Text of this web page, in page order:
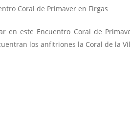
Coral de Primaver en Firgas
en este Encuentro Coral de
los anfitriones la Coral de la